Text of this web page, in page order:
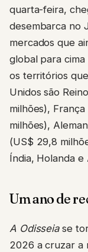
quarta-feira,
desembarca no
mercados que
global para cima
os territórios
Unidos são
milhões),
milhões),
(US$ 29,8
Índia, Holanda e
Um ano de
A Odisseiase
2026 a cruzar a